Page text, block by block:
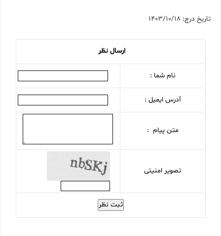
تاریخ درج: 1403/10/18
ارسال نظر
نام شما :
آدرس ایمیل :
متن پیام :
تصویر امنیتی
ثبت نظر